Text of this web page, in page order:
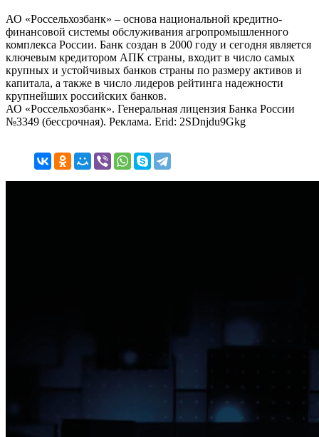
АО «Россельхозбанк» – основа национальной кредитно-
финансовой системы обслуживания агропромышленного
комплекса России. Банк создан в 2000 году и сегодня является
ключевым кредитором АПК страны, входит в число самых
крупных и устойчивых банков страны по размеру активов и
капитала, а также в число лидеров рейтинга надежности
крупнейших российских банков.
АО «Россельхозбанк». Генеральная лицензия Банка России
№3349 (бессрочная). Реклама. Erid: 2SDnjdu9Gkg